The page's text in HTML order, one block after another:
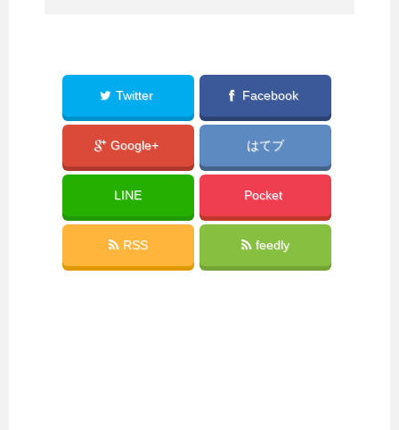
Twitter Facebook
Google+ はてブ
LINE Pocket
RSS feedly